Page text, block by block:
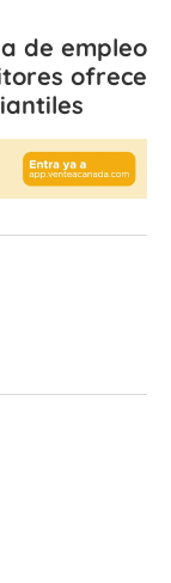
de empleo
ofrece